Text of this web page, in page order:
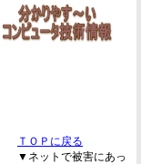
ＴＯＰに戻る
▼ネットで被害にあっ